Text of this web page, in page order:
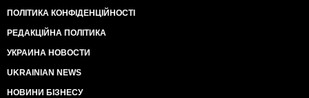
ПОЛІТИКА КОНФІДЕНЦІЙНОСТІ
РЕДАКЦІЙНА ПОЛІТИКА
УКРАИНА НОВОСТИ
UKRAINIAN NEWS
НОВИНИ БІЗНЕСУ